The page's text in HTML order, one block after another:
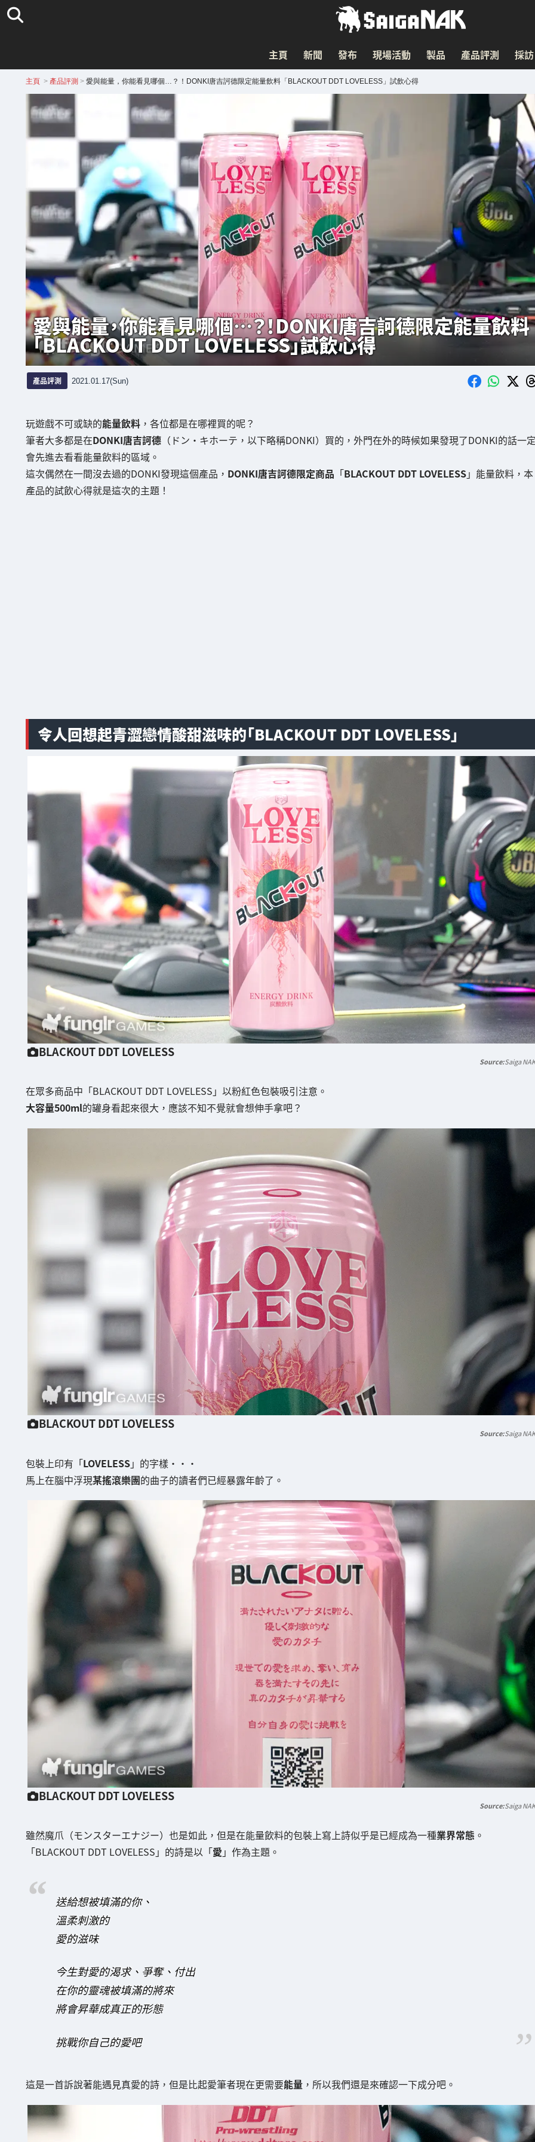
主頁 新聞 發布 現場活動 製品 產品評測 採訪
主頁 > 產品評測 > 愛與能量，你能看見哪個…？！DONKI唐吉訶德限定能量飲料「BLACKOUT DDT LOVELESS」試飲心得
愛與能量，你能看見哪個…？！DONKI唐吉訶德限定能量飲料
「BLACKOUT DDT LOVELESS」試飲心得
產品評測 2021.01.17(Sun)
玩遊戲不可或缺的能量飲料，各位都是在哪裡買的呢？
筆者大多都是在DONKI唐吉訶德（ドン・キホーテ，以下略稱DONKI）買的，外門在外的時候如果發現了DONKI的話一
會先進去看看能量飲料的區域。
這次偶然在一間沒去過的DONKI發現這個產品， DONKI唐吉訶德限定商品 「BLACKOUT DDT LOVELESS」能量飲料，本
產品的試飲心得就是這次的主題！
令人回想起青澀戀情酸甜滋味的「BLACKOUT DDT LOVELESS」
BLACKOUT DDT LOVELESS
Saiga NAK
在眾多商品中「BLACKOUT DDT LOVELESS」以粉紅色包裝吸引注意。
大容量500ml的罐身看起來很大，應該不知不覺就會想伸手拿吧？
BLACKOUT DDT LOVELESS
Saiga NAK
包裝上印有「LOVELESS」的字樣・・・
馬上在腦中浮現某搖滾樂團的曲子的讀者們已經暴露年齡了。
BLACKOUT DDT LOVELESS
Saiga NAK
雖然魔爪（モンスターエナジー）也是如此，但是在能量飲料的包裝上寫上詩似乎是已經成為一種業界常態 。
「BLACKOUT DDT LOVELESS」的詩是以「愛 」作為主題。
送給想被填滿的你、
溫柔刺激的
愛的滋味
今生對愛的渴求、爭奪、付出
在你的靈魂被填滿的將來
將會昇華成真正的形態
挑戰你自己的愛吧
這是一首訴說著能遇見真愛的詩，但是比起愛筆者現在更需要能量，所以我們還是來確認一下成分吧。